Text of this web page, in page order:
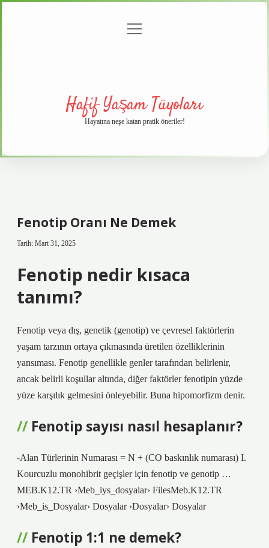
menüyü
Hafif Yaşam Tüyoları
Hayatına neşe katan pratik öneriler!
Fenotip Oranı Ne Demek
Tarih: Mart 31, 2025
Fenotip nedir kısaca
tanımı?
Fenotip veya dış, genetik (genotip) ve çevresel faktörlerin
yaşam tarzının ortaya çıkmasında üretilen özelliklerinin
yansıması. Fenotip genellikle genler tarafından belirlenir,
ancak belirli koşullar altında, diğer faktörler fenotipin yüzde
yüze karşılık gelmesini önleyebilir. Buna hipomorfizm denir.
Fenotip sayısı nasıl hesaplanır?
-Alan Türlerinin Numarası = N + (CO baskınlık numarası) I.
Kourcuzlu monohibrit geçişler için fenotip ve genotip …
MEB.K12.TR ›Meb_iys_dosyalar› FilesMeb.K12.TR
›Meb_is_Dosyalar› Dosyalar ›Dosyalar› Dosyalar
Fenotip 1:1 ne demek?